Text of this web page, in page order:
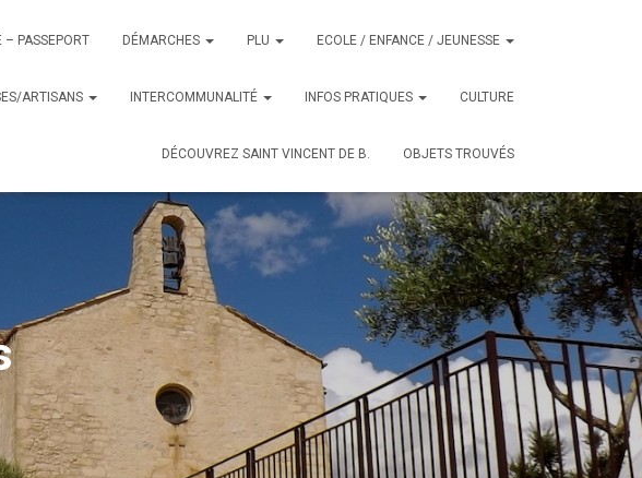
– PASSEPORT DÉMARCHES PLU ECOLE / ENFANCE / JEUNESSE
ARTISANS INTERCOMMUNALITÉ INFOS PRATIQUES CULTURE
DÉCOUVREZ SAINT VINCENT DE B. OBJETS TROUVÉS